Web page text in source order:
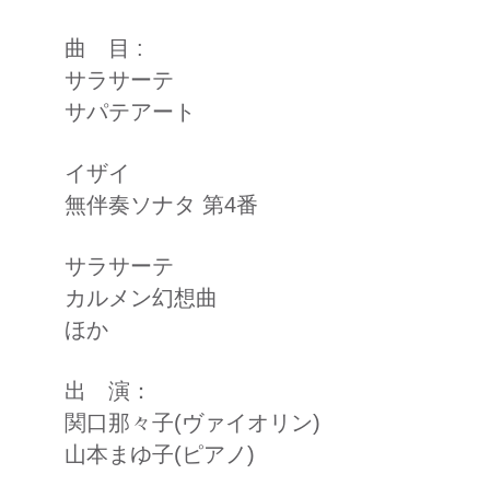
曲 目 :
サラサーテ
サパテアート
イザイ
無伴奏ソナタ 第4番
サラサーテ
​カルメン幻想曲​
ほか
出 演：
​関口那々子(ヴァイオリン)
山本まゆ子(ピアノ)​